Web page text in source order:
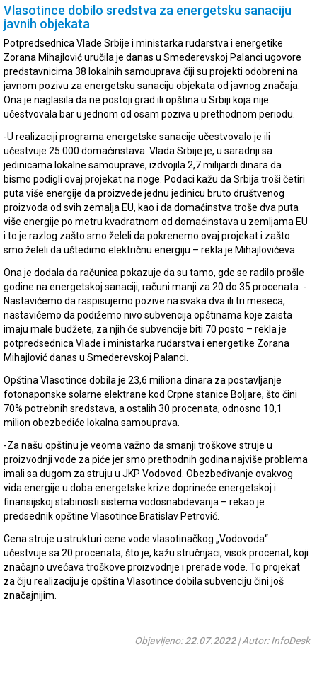
Vlasotince dobilo sredstva za energetsku sanaciju
javnih objekata
Potpredsednica Vlade Srbije i ministarka rudarstva i energetike
Zorana Mihajlović uručila je danas u Smederevskoj Palanci ugovore
predstavnicima 38 lokalnih samouprava čiji su projekti odobreni na
javnom pozivu za energetsku sanaciju objekata od javnog značaja.
Ona je naglasila da ne postoji grad ili opština u Srbiji koja nije
učestvovala bar u jednom od osam poziva u prethodnom periodu.
-U realizaciji programa energetske sanacije učestvovalo je ili
učestvuje 25.000 domaćinstava. Vlada Srbije je, u saradnji sa
jedinicama lokalne samouprave, izdvojila 2,7 milijardi dinara da
bismo podigli ovaj projekat na noge. Podaci kažu da Srbija troši četiri
puta više energije da proizvede jednu jedinicu bruto društvenog
proizvoda od svih zemalja EU, kao i da domaćinstva troše dva puta
više energije po metru kvadratnom od domaćinstava u zemljama EU
i to je razlog zašto smo želeli da pokrenemo ovaj projekat i zašto
smo želeli da uštedimo električnu energiju – rekla je Mihajlovićeva.
Ona je dodala da računica pokazuje da su tamo, gde se radilo prošle
godine na energetskoj sanaciji, računi manji za 20 do 35 procenata. -
Nastavićemo da raspisujemo pozive na svaka dva ili tri meseca,
nastavićemo da podižemo nivo subvencija opštinama koje zaista
imaju male budžete, za njih će subvencije biti 70 posto – rekla je
potpredsednica Vlade i ministarka rudarstva i energetike Zorana
Mihajlović danas u Smederevskoj Palanci.
Opština Vlasotince dobila je 23,6 miliona dinara za postavljanje
fotonaponske solarne elektrane kod Crpne stanice Boljare, što čini
70% potrebnih sredstava, a ostalih 30 procenata, odnosno 10,1
milion obezbediće lokalna samouprava.
-Za našu opštinu je veoma važno da smanji troškove struje u
proizvodnji vode za piće jer smo prethodnih godina najviše problema
imali sa dugom za struju u JKP Vodovod. Obezbeđivanje ovakvog
vida energije u doba energetske krize doprineće energetskoj i
finansijskoj stabinosti sistema vodosnabdevanja – rekao je
predsednik opštine Vlasotince Bratislav Petrović.
Cena struje u strukturi cene vode vlasotinačkog „Vodovoda“
učestvuje sa 20 procenata, što je, kažu stručnjaci, visok procenat, koji
značajno uvećava troškove proizvodnje i prerade vode. To projekat
za čiju realizaciju je opština Vlasotince dobila subvenciju čini još
značajnijim.
Objavljeno:22.07.2022| Autor: InfoDesk